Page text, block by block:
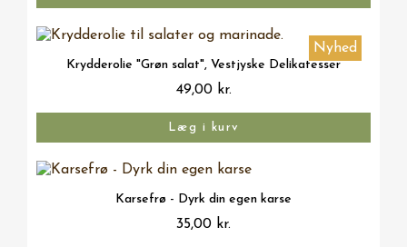
Vis her
Nyhed
Krydderolie "Grøn salat", Vestjyske Delikatesser
49,00 kr.
Læg i kurv
Vis her
Karsefrø - Dyrk din egen karse
35,00 kr.